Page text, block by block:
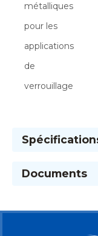
métalliques
pour les
applications
de
verrouillage
Documents